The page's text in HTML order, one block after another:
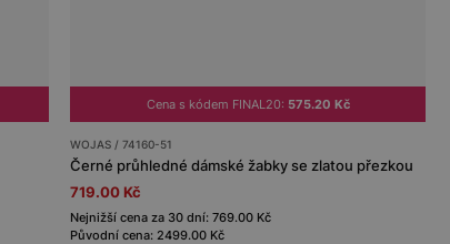
Cena s kódem FINAL20: 575.20 Kč
WOJAS / 74160-51
Černé průhledné dámské žabky se zlatou přezkou
719.00 Kč
Nejnižší cena za 30 dní: 769.00 Kč
Původní cena: 2499.00 Kč